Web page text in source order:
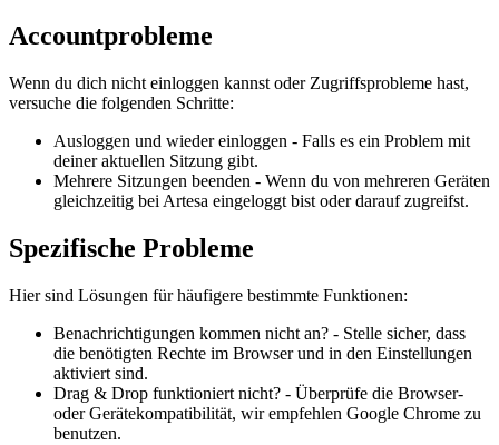
Accountprobleme
Wenn du dich nicht einloggen kannst oder Zugriffsprobleme hast,
versuche die folgenden Schritte:
Ausloggen und wieder einloggen - Falls es ein Problem mit
deiner aktuellen Sitzung gibt.
Mehrere Sitzungen beenden - Wenn du von mehreren Geräten
gleichzeitig bei Artesa eingeloggt bist oder darauf zugreifst.
Spezifische Probleme
Hier sind Lösungen für häufigere bestimmte Funktionen:
Benachrichtigungen kommen nicht an? - Stelle sicher, dass
die benötigten Rechte im Browser und in den Einstellungen
aktiviert sind.
Drag & Drop funktioniert nicht? - Überprüfe die Browser-
oder Gerätekompatibilität, wir empfehlen Google Chrome zu
benutzen.